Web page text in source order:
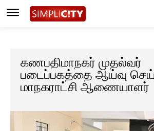
கணபதிமாநகர் முதல்வர்
படைப்பகத்தை ஆய்வு
மாநகராட்சி ஆணையாளர்